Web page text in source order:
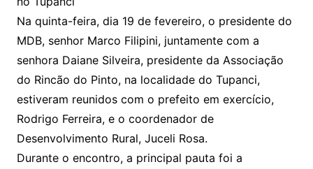
Na quinta-feira, dia 19 de fevereiro, o presidente do
MDB, senhor Marco Filipini, juntamente com a
senhora Daiane Silveira, presidente da Associação
do Rincão do Pinto, na localidade do Tupanci,
estiveram reunidos com o prefeito em exercício,
Rodrigo Ferreira, e o coordenador de
Desenvolvimento Rural, Juceli Rosa.
Durante o encontro, a principal pauta foi a